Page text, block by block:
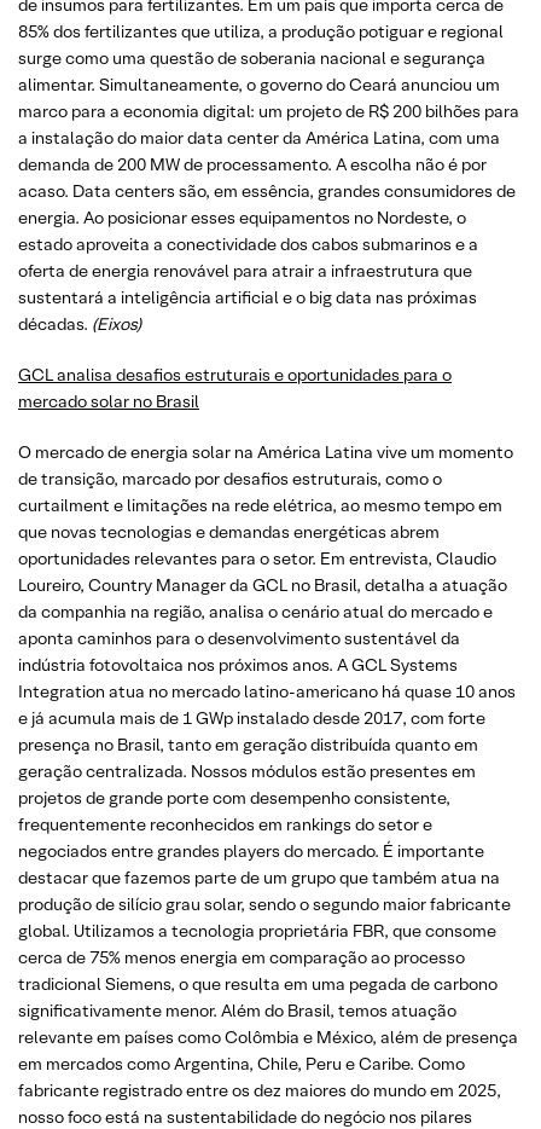
de insumos para fertilizantes. Em um país que importa cerca de
85% dos fertilizantes que utiliza, a produção potiguar e regional
surge como uma questão de soberania nacional e segurança
alimentar. Simultaneamente, o governo do Ceará anunciou um
marco para a economia digital: um projeto de R$ 200 bilhões para
a instalação do maior data center da América Latina, com uma
demanda de 200 MW de processamento. A escolha não é por
acaso. Data centers são, em essência, grandes consumidores de
energia. Ao posicionar esses equipamentos no Nordeste, o
estado aproveita a conectividade dos cabos submarinos e a
oferta de energia renovável para atrair a infraestrutura que
sustentará a inteligência artificial e o big data nas próximas
décadas. (Eixos)
GCL analisa desafios estruturais e oportunidades para o
mercado solar no Brasil
O mercado de energia solar na América Latina vive um momento
de transição, marcado por desafios estruturais, como o
curtailment e limitações na rede elétrica, ao mesmo tempo em
que novas tecnologias e demandas energéticas abrem
oportunidades relevantes para o setor. Em entrevista, Claudio
Loureiro, Country Manager da GCL no Brasil, detalha a atuação
da companhia na região, analisa o cenário atual do mercado e
aponta caminhos para o desenvolvimento sustentável da
indústria fotovoltaica nos próximos anos. A GCL Systems
Integration atua no mercado latino-americano há quase 10 anos
e já acumula mais de 1 GWp instalado desde 2017, com forte
presença no Brasil, tanto em geração distribuída quanto em
geração centralizada. Nossos módulos estão presentes em
projetos de grande porte com desempenho consistente,
frequentemente reconhecidos em rankings do setor e
negociados entre grandes players do mercado. É importante
destacar que fazemos parte de um grupo que também atua na
produção de silício grau solar, sendo o segundo maior fabricante
global. Utilizamos a tecnologia proprietária FBR, que consome
cerca de 75% menos energia em comparação ao processo
tradicional Siemens, o que resulta em uma pegada de carbono
significativamente menor. Além do Brasil, temos atuação
relevante em países como Colômbia e México, além de presença
em mercados como Argentina, Chile, Peru e Caribe. Como
fabricante registrado entre os dez maiores do mundo em 2025,
nosso foco está na sustentabilidade do negócio nos pilares